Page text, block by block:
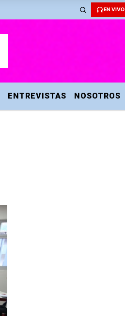
EN VIVO
ENTREVISTAS NOSOTROS